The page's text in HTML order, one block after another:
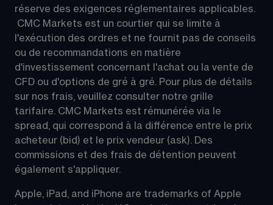
réserve des exigences réglementaires applicables.
CMC Markets est un courtier qui se limite à
l'exécution des ordres et ne fournit pas de conseils
ou de recommandations en matière
d'investissement concernant l'achat ou la vente de
CFD ou d'options de gré à gré. Pour plus de détails
sur nos frais, veuillez consulter notre grille
tarifaire. CMC Markets est rémunérée via le
spread, qui correspond à la différence entre le prix
acheteur (bid) et le prix vendeur (ask). Des
commissions et des frais de détention peuvent
également s'appliquer.
Apple, iPad, and iPhone are trademarks of Apple